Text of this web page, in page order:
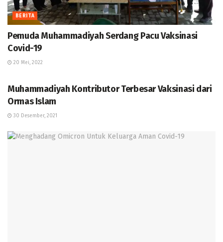
BERITA
Pemuda Muhammadiyah Serdang Pacu Vaksinasi
Covid-19
20 Mei, 2022
Muhammadiyah Kontributor Terbesar Vaksinasi dari
Ormas Islam
30 Desember, 2021